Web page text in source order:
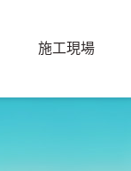
施工現場